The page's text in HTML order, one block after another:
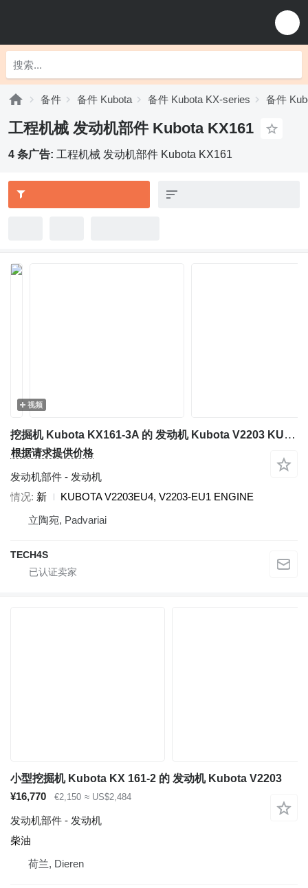
备件 备件 Kubota 备件 Kubota KX-series 备件
工程机械 发动机部件 Kubota KX161
4 条广告: 工程机械 发动机部件 Kubota KX161
视频
挖掘机 Kubota KX161-3A 的 发动机 Kubota V2203 KUBOTA
根据请求提供价格
发动机部件 - 发动机
情况 新
KUBOTA V2203EU4, V2203-EU1 ENGINE
立陶宛, Padvariai
TECH4S
小型挖掘机 Kubota KX 161-2 的 发动机 Kubota V2203
¥16,770
€2,150 ≈ US$2,484
发动机部件 - 发动机
柴油
荷兰, Dieren